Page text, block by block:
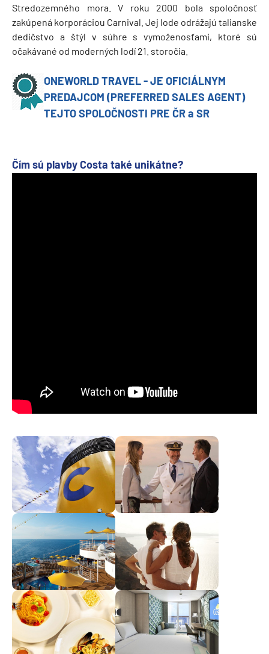
Stredozemného mora. V roku 2000 bola spoločnosť
zakúpená korporáciou Carnival. Jej lode odrážajú talianske
dedičstvo a štýl v súhre s vymoženosťami, ktoré sú
očakávané od moderných lodí 21. storočia.
ONEWORLD TRAVEL - JE OFICIÁLNYM
PREDAJCOM (PREFERRED SALES AGENT)
TEJTO SPOLOČNOSTI PRE ČR a SR
Čím sú plavby Costa také unikátne?